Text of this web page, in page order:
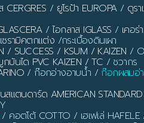
CERGRES / ยูโรป้า EUROPA/ ดูรา
/ไอกลาส IGLASS / เคอร่
เซรามิคตกแต่ง /กระเบื้องดินเผา
/ SUCCESS / KSUM / KAIZEN /
บันได PVC KAIZEN / TC / ชวากร
/ ก๊อกอ่างอาบน้ำ / ก๊อกผสมอ่
สแตนดาร์ด AMERICAN STANDARD
/ คอตโต้ COTTO / เฮเฟเล่